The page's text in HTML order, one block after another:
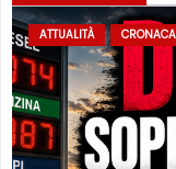
ATTUALITÀ CRONACA